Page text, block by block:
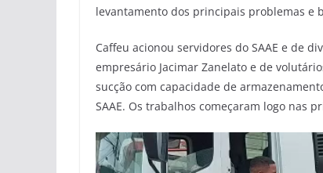
levantamento dos principais problemas e
Caffeu acionou servidores do SAAE e de
empresário Jacimar Zanelato e de
sucção com capacidade de
SAAE. Os trabalhos começaram logo nas